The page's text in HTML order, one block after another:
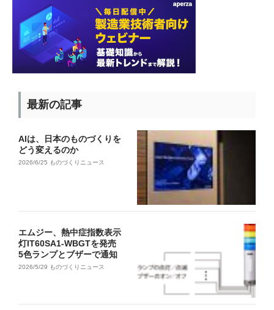
最新の記事
AIは、日本のものづくりを
どう変えるのか
2026/6/25 ものづくりニュース
エムジー、熱中症指数表示
灯IT60SA1-WBGTを発売
5色ランプとブザーで通知
2026/5/29 ものづくりニュース